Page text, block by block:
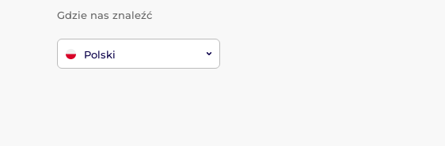
Gdzie nas znaleźć
Polski